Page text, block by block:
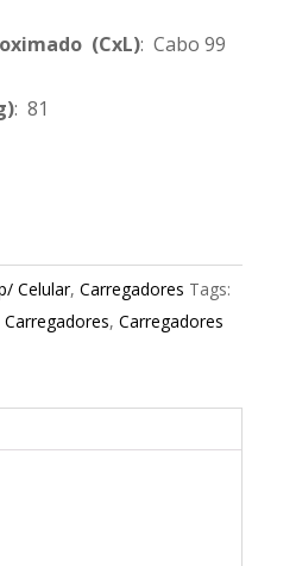
(CxL): Cabo 99
: 81
Celular, Carregadores Tags:
Carregadores, Carregadores